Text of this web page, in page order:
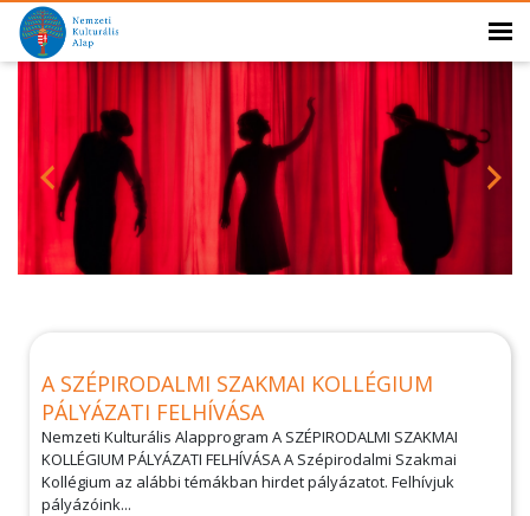
A SZÉPIRODALMI SZAKMAI KOLLÉGIUM
PÁLYÁZATI FELHÍVÁSA
Nemzeti Kulturális Alapprogram A SZÉPIRODALMI SZAKMAI
KOLLÉGIUM PÁLYÁZATI FELHÍVÁSA A Szépirodalmi Szakmai
Kollégium az alábbi témákban hirdet pályázatot. Felhívjuk
pályázóink...